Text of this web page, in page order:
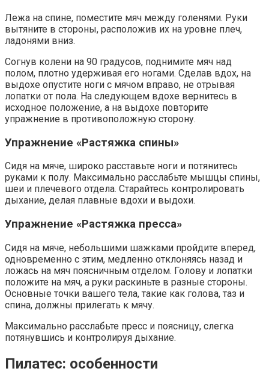
Лежа на спине, поместите мяч между голенями. Руки
вытяните в стороны, расположив их на уровне плеч,
ладонями вниз.
Согнув колени на 90 градусов, поднимите мяч над
полом, плотно удерживая его ногами. Сделав вдох, на
выдохе опустите ноги с мячом вправо, не отрывая
лопатки от пола. На следующем вдохе вернитесь в
исходное положение, а на выдохе повторите
упражнение в противоположную сторону.
Упражнение «Растяжка спины»
Сидя на мяче, широко расставьте ноги и потянитесь
руками к полу. Максимально расслабьте мышцы спины,
шеи и плечевого отдела. Старайтесь контролировать
дыхание, делая плавные вдохи и выдохи.
Упражнение «Растяжка пресса»
Сидя на мяче, небольшими шажками пройдите вперед,
одновременно с этим, медленно отклоняясь назад и
ложась на мяч поясничным отделом. Голову и лопатки
положите на мяч, а руки раскиньте в разные стороны.
Основные точки вашего тела, такие как голова, таз и
спина, должны прилегать к мячу.
Максимально расслабьте пресс и поясницу, слегка
потянувшись и контролируя дыхание.
Пилатес: особенности